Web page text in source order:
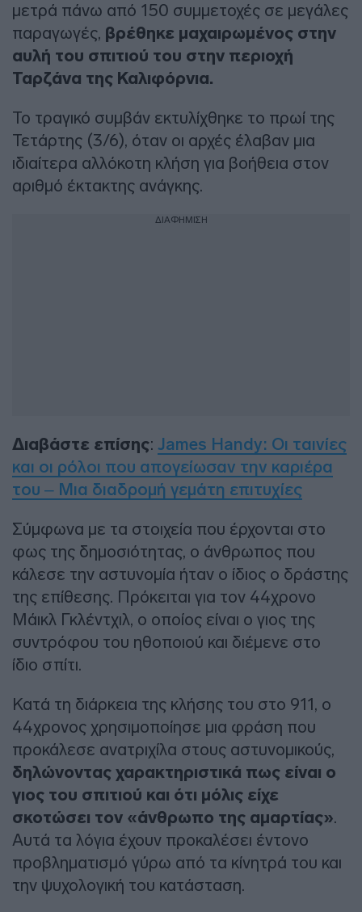
μετρά πάνω από 150 συμμετοχές σε μεγάλες
παραγωγές, βρέθηκε μαχαιρωμένος στην
αυλή του σπιτιού του στην περιοχή
Ταρζάνα της Καλιφόρνια.
Το τραγικό συμβάν εκτυλίχθηκε το πρωί της
Τετάρτης (3/6), όταν οι αρχές έλαβαν μια
ιδιαίτερα αλλόκοτη κλήση για βοήθεια στον
αριθμό έκτακτης ανάγκης.
ΔΙΑΦΗΜΙΣΗ
Διαβάστε επίσης: James Handy: Οι ταινίες
και οι ρόλοι που απογείωσαν την καριέρα
του – Μια διαδρομή γεμάτη επιτυχίες
Σύμφωνα με τα στοιχεία που έρχονται στο
φως της δημοσιότητας, ο άνθρωπος που
κάλεσε την αστυνομία ήταν ο ίδιος ο δράστης
της επίθεσης. Πρόκειται για τον 44χρονο
Μάικλ Γκλέντχιλ, ο οποίος είναι ο γιος της
συντρόφου του ηθοποιού και διέμενε στο
ίδιο σπίτι.
Κατά τη διάρκεια της κλήσης του στο 911, ο
44χρονος χρησιμοποίησε μια φράση που
προκάλεσε ανατριχίλα στους αστυνομικούς,
δηλώνοντας χαρακτηριστικά πως είναι ο
γιος του σπιτιού και ότι μόλις είχε
σκοτώσει τον «άνθρωπο της αμαρτίας».
Αυτά τα λόγια έχουν προκαλέσει έντονο
προβληματισμό γύρω από τα κίνητρά του και
την ψυχολογική του κατάσταση.